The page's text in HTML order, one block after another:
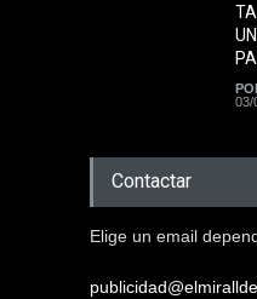
03/
Contactar
Elige un email